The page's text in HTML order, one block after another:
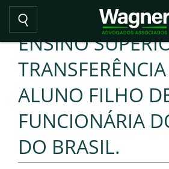
ENSINO
ALUNO FILHO
FUNCIONÁRIA
DO BRASIL.